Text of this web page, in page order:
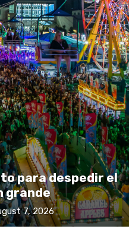
para despedir el
grande
7, 2026